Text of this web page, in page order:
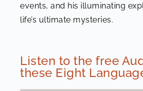
events, and his illuminating
life’s ultimate mysteries.
Listen to the free
these Eight